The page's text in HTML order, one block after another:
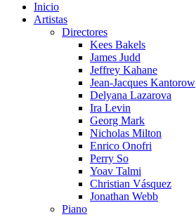
Inicio
Artistas
Directores
Kees Bakels
James Judd
Jeffrey Kahane
Jean-Jacques Kantorow
Delyana Lazarova
Ira Levin
Georg Mark
Nicholas Milton
Enrico Onofri
Perry So
Yoav Talmi
Christian Vásquez
Jonathan Webb
Piano